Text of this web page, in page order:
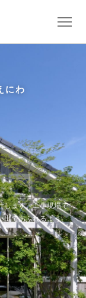
にわ
します。工事現場で
出であふれるよう、